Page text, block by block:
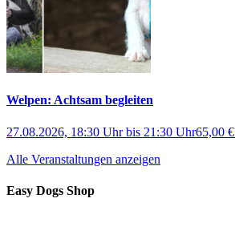
Welpen: Achtsam begleiten
27.08.2026, 18:30 Uhrbis 21:30 Uhr65,00 €
Alle Veranstaltungen anzeigen
Easy Dogs Shop